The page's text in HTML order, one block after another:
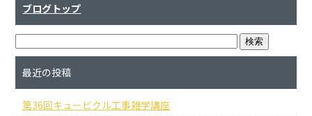
ブログトップ
最近の投稿
第36回キュービクル工事雑学講座